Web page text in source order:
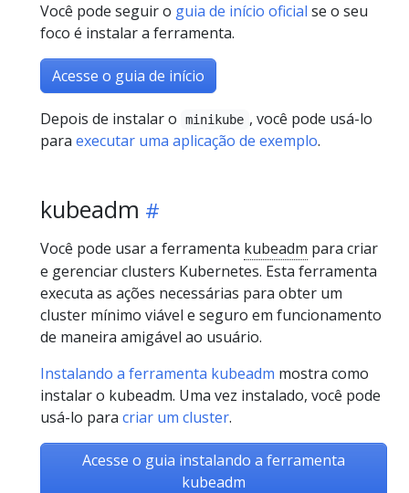
Você pode seguir o guia de início oficial se o seu
foco é instalar a ferramenta.
Acesse o guia de início
Depois de instalar o minikube , você pode usá-lo
para executar uma aplicação de exemplo.
kubeadm
Você pode usar a ferramenta kubeadm para criar
e gerenciar clusters Kubernetes. Esta ferramenta
executa as ações necessárias para obter um
cluster mínimo viável e seguro em funcionamento
de maneira amigável ao usuário.
Instalando a ferramenta kubeadm mostra como
instalar o kubeadm. Uma vez instalado, você pode
usá-lo para criar um cluster.
Acesse o guia instalando a ferramenta
kubeadm